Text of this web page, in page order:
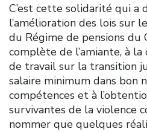
C’est cette solidarité qui a
l’amélioration des lois sur
du Régime de pensions du
complète de l’amiante, à
de travail sur la transition
salaire minimum dans bon
compétences et à
survivantes de la violence
nommer que quelques